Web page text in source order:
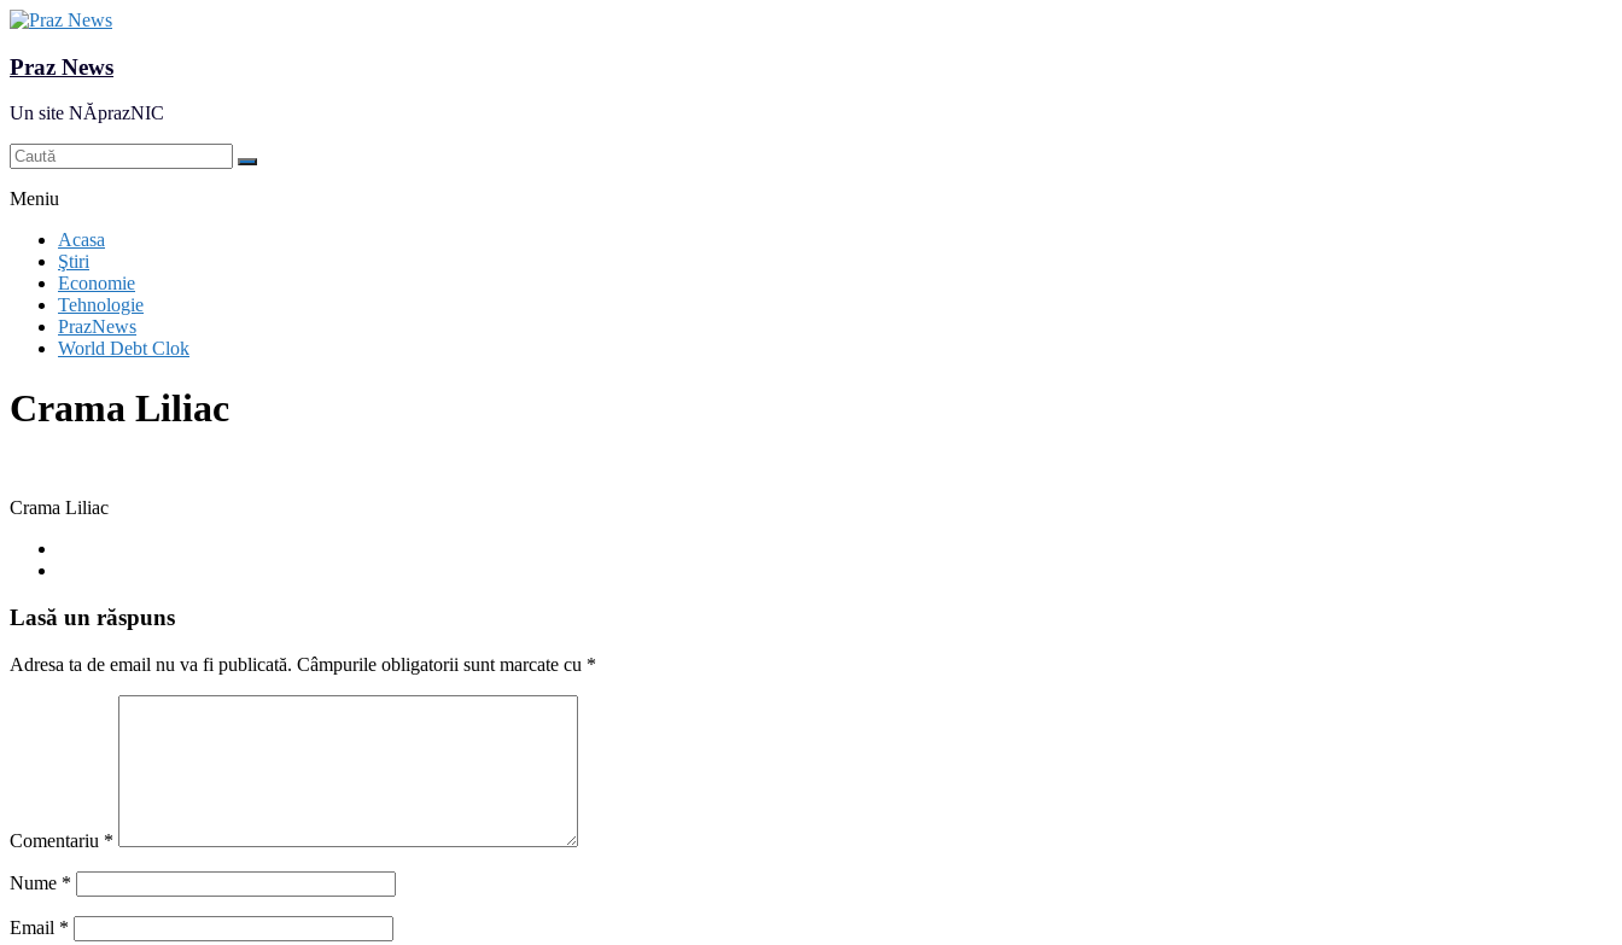
Praz News
Un site NĂprazNIC
Meniu
Acasa
Ştiri
Economie
Tehnologie
PrazNews
World Debt Clok
Crama Liliac
Crama Liliac
Lasă un răspuns
Adresa ta de email nu va fi publicată. Câmpurile obligatorii sunt marcate cu *
Comentariu *
Nume *
Email *